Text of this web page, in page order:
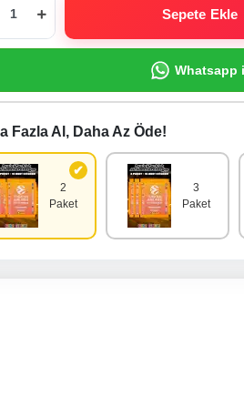
Sepete Ekle
Whatsapp
Fazla Al, Daha Az Öde!
2
Paket
3
Paket